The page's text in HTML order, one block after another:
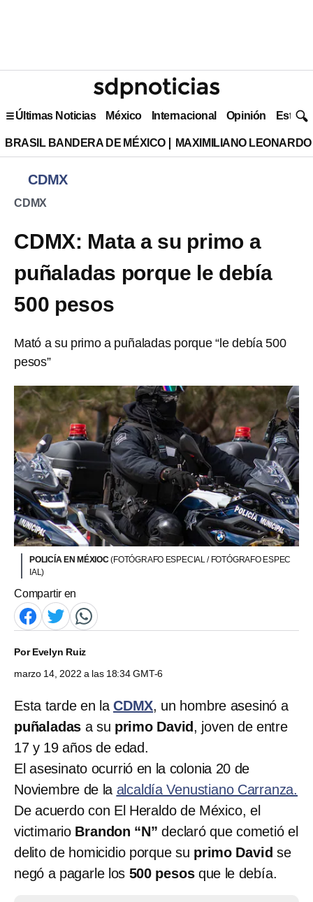
Últimas Noticias México Internacional Opinión Estilo
BRASIL BANDERA DE MÉXICO MAXIMILIANO
CDMX
CDMX
CDMX: Mata a su primo a
puñaladas porque le debía
500 pesos
Mató a su primo a puñaladas porque “le debía 500
pesos”
POLICÍA EN MÉXIOC(FOTÓGRAFO ESPECIAL / FOTÓGRAFO ESPEC
IAL)
Compartir en
PorEvelyn Ruiz
marzo 14, 2022 a las 18:34 GMT-6
Esta tarde en la CDMX, un hombre asesinó a
puñaladas a su primo David , joven de entre
17 y 19 años de edad.
El asesinato ocurrió en la colonia 20 de
Noviembre de la alcaldía Venustiano Carranza.
De acuerdo con El Heraldo de México, el
victimario Brandon “N” declaró que cometió el
delito de homicidio porque su primo David se
negó a pagarle los 500 pesosque le debía.